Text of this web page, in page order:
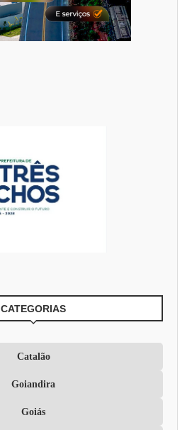
CATEGORIAS
Catalão
Goiandira
Goiás